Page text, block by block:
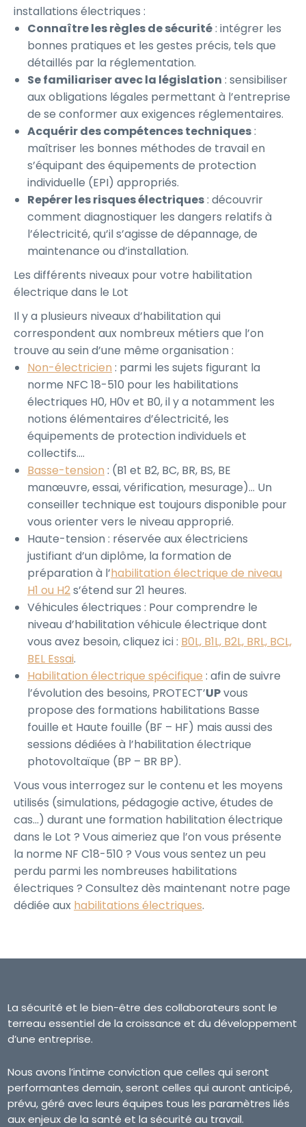
installations électriques :
Connaître les règles de sécurité: intégrer les
bonnes pratiques et les gestes précis, tels que
détaillés par la réglementation.
Se familiariser avec la législation : sensibiliser
aux obligations légales permettant à l’entreprise
de se conformer aux exigences réglementaires.
Acquérir des compétences techniques:
maîtriser les bonnes méthodes de travail en
s’équipant des équipements de protection
individuelle (EPI) appropriés.
Repérer les risques électriques: découvrir
comment diagnostiquer les dangers relatifs à
l’électricité, qu’il s’agisse de dépannage, de
maintenance ou d’installation.
Les différents niveaux pour votre habilitation
électrique dans le Lot
Il y a plusieurs niveaux d’habilitation qui
correspondent aux nombreux métiers que l’on
trouve au sein d’une même organisation :
Non-électricien : parmi les sujets figurant la
norme NFC 18-510 pour les habilitations
électriques H0, H0v et B0, il y a notamment les
notions élémentaires d’électricité, les
équipements de protection individuels et
collectifs….
Basse-tension : (B1 et B2, BC, BR, BS, BE
manœuvre, essai, vérification, mesurage)… Un
conseiller technique est toujours disponible pour
vous orienter vers le niveau approprié.
Haute-tension : réservée aux électriciens
justifiant d’un diplôme, la formation de
préparation à l’habilitation électrique de niveau
H1 ou H2s’étend sur 21 heures.
Véhicules électriques : Pour comprendre le
niveau d’habilitation véhicule électrique dont
vous avez besoin, cliquez ici : B0L, B1L, B2L, BRL, BCL,
BEL Essai.
Habilitation électrique spécifique : afin de suivre
l’évolution des besoins, PROTECT’UPvous
propose des formations habilitations Basse
fouille et Haute fouille (BF – HF) mais aussi des
sessions dédiées à l’habilitation électrique
photovoltaïque (BP – BR BP).
Vous vous interrogez sur le contenu et les moyens
utilisés (simulations, pédagogie active, études de
cas…) durant une formation habilitation électrique
dans le Lot ? Vous aimeriez que l’on vous présente
la norme NF C18-510 ? Vous vous sentez un peu
perdu parmi les nombreuses habilitations
électriques ? Consultez dès maintenant notre page
dédiée aux habilitations électriques.
La sécurité et le bien-être des collaborateurs sont le
terreau essentiel de la croissance et du développement
d’une entreprise.
Nous avons l’intime conviction que celles qui seront
performantes demain, seront celles qui auront anticipé,
prévu, géré avec leurs équipes tous les paramètres liés
aux enjeux de la santé et la sécurité au travail.